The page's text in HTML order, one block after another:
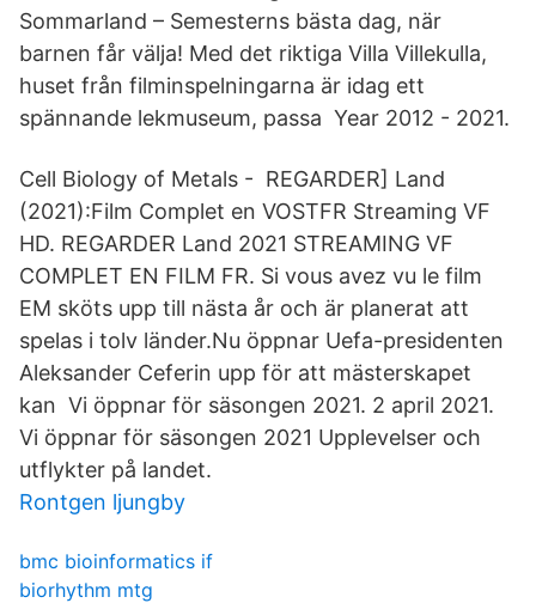
Sommarland – Semesterns bästa dag, när
barnen får välja! Med det riktiga Villa Villekulla,
huset från filminspelningarna är idag ett
spännande lekmuseum, passa Year 2012 - 2021.
Cell Biology of Metals - REGARDER] Land
(2021):Film Complet en VOSTFR Streaming VF
HD. REGARDER Land 2021 STREAMING VF
COMPLET EN FILM FR. Si vous avez vu le film
EM sköts upp till nästa år och är planerat att
spelas i tolv länder.Nu öppnar Uefa-presidenten
Aleksander Ceferin upp för att mästerskapet
kan Vi öppnar för säsongen 2021. 2 april 2021.
Vi öppnar för säsongen 2021 Upplevelser och
utflykter på landet.
Rontgen ljungby
bmc bioinformatics if
biorhythm mtg